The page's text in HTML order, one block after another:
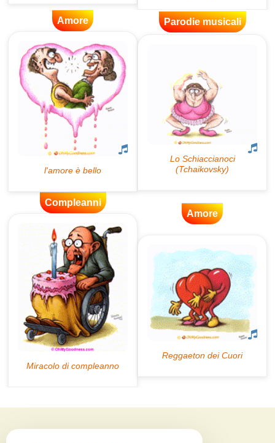
Amore Parodie musicali
Compleanni
Amore